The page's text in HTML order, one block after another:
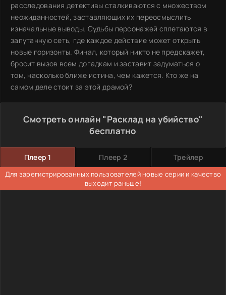
расследования детективы сталкиваются с множеством
неожиданностей, заставляющих их переосмыслить
изначальные выводы. Судьбы персонажей сплетаются в
запутанную сеть, где каждое действие может открыть
новые горизонты. Финал, который никто не предскажет,
бросит вызов всем догадкам и заставит задуматься о
том, насколько ближе истина, чем кажется. Кто же на
самом деле стоит за этой драмой?
Смотреть онлайн "Расклад на убийство"
бесплатно
Плеер 1 Плеер 2 Трейлер
Для зарегистрированных пользователей новые серии и качество
выходит раньше!